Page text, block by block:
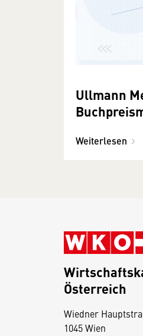
Ullmann
Weiterlesen
Österreich
Wiedner
1045 Wien